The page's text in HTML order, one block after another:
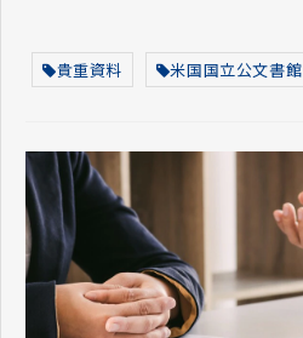
貴重資料 米国国立公文書館